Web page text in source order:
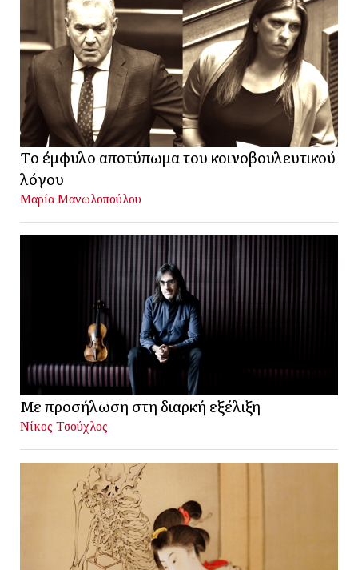
Το έμφυλο αποτύπωμα του κοινοβουλευτικού
λόγου
Μαρία Μανωλοπούλου
Με προσήλωση στη διαρκή εξέλιξη
Νίκος Τσούχλος